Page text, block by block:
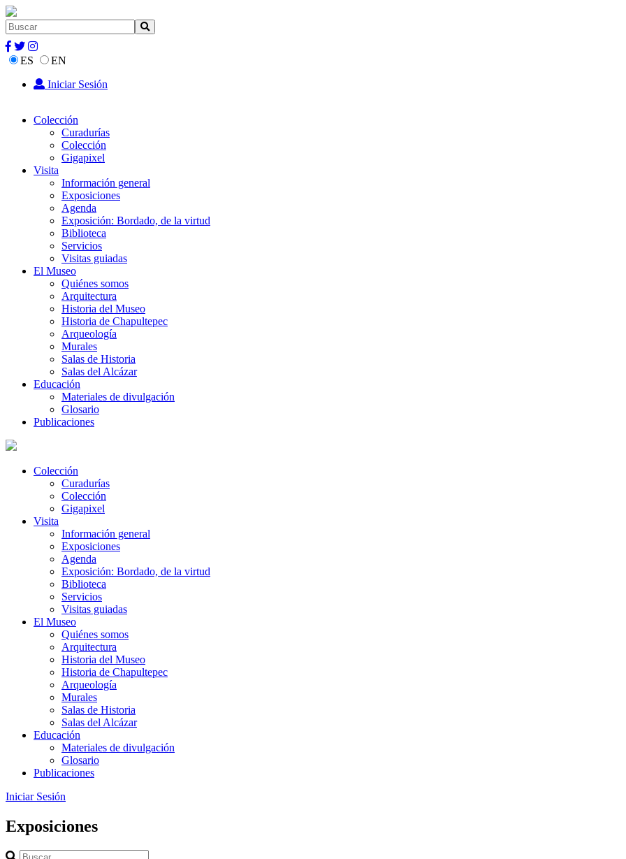
ES
EN
Iniciar Sesión
Colección
Curadurías
Colección
Gigapixel
Visita
Información general
Exposiciones
Agenda
Exposición: Bordado, de la virtud
Biblioteca
Servicios
Visitas guiadas
El Museo
Quiénes somos
Arquitectura
Historia del Museo
Historia de Chapultepec
Arqueología
Murales
Salas de Historia
Salas del Alcázar
Educación
Materiales de divulgación
Glosario
Publicaciones
Colección
Curadurías
Colección
Gigapixel
Visita
Información general
Exposiciones
Agenda
Exposición: Bordado, de la virtud
Biblioteca
Servicios
Visitas guiadas
El Museo
Quiénes somos
Arquitectura
Historia del Museo
Historia de Chapultepec
Arqueología
Murales
Salas de Historia
Salas del Alcázar
Educación
Materiales de divulgación
Glosario
Publicaciones
Iniciar Sesión
Exposiciones